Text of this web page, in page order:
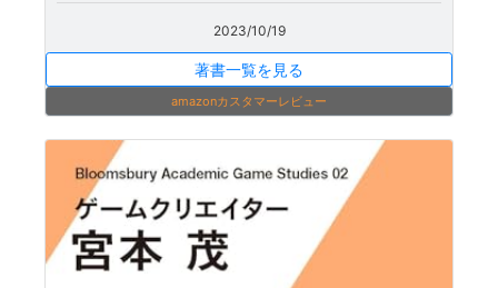
2023/10/19
著書一覧を見る
amazonカスタマーレビュー